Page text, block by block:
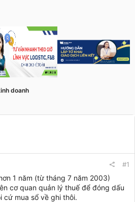
doanh
#1
1 năm (từ tháng 7 năm 2003)
cơ quan quản lý thuế để đóng dấu
cứ mua sổ về ghi thôi.